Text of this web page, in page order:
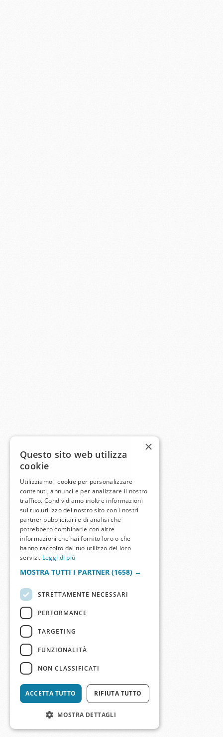
×
Questo sito web utilizza
cookie
Utilizziamo i cookie per personalizzare
contenuti, annunci e per analizzare il nostro
traffico. Condividiamo inoltre informazioni
sul tuo utilizzo del nostro sito con i nostri
partner pubblicitari e di analisi che
potrebbero combinarle con altre
informazioni che hai fornito loro o che
hanno raccolto dal tuo utilizzo dei loro
servizi. Leggi di più
MOSTRA TUTTI I PARTNER (1658) →
STRETTAMENTE NECESSARI
PERFORMANCE
TARGETING
FUNZIONALITÀ
NON CLASSIFICATI
ACCETTA TUTTO RIFIUTA TUTTO
MOSTRA DETTAGLI